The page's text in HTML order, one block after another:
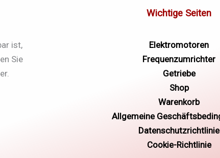
ist,
Sie
Elektromotoren
Frequenzumrichter
Getriebe
Shop
Warenkorb
Allgemeine
Datenschutzrichtlinie
Cookie-Richtlinie